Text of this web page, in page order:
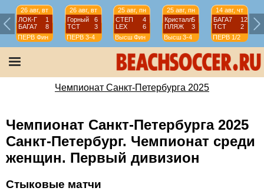
26 авг, вт
ЛОК-Г
1
БАГА7
8
ПЕРВ Фин
26 авг, вт
Горный
6
ТСТ
3
ПЕРВ 3-4
25 авг, пн
СТЕП
4
LEX
6
Высш Фин
25 авг, пн
Кристалл5
ПЛЯЖ
3
Высш 3-4
14 авг, чт
БАГА7
12
ТСТ
2
ПЕРВ 1/2
Чемпионат Санкт-Петербурга 2025
Чемпионат Санкт-Петербурга 2025
Санкт-Петербург. Чемпионат среди
женщин. Первый дивизион
Стыковые матчи